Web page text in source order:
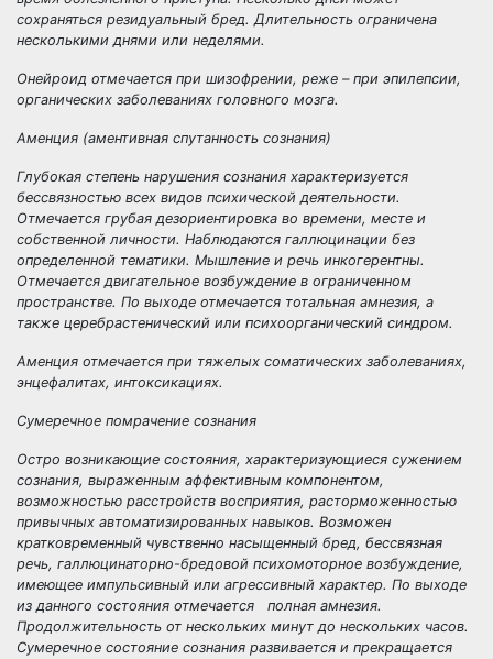
сохраняться резидуальный бред. Длительность ограничена
несколькими днями или неделями.
Онейроид отмечается при шизофрении, реже – при эпилепсии,
органических заболеваниях головного мозга.
Аменция (аментивная спутанность сознания)
Глубокая степень нарушения сознания характеризуется
бессвязностью всех видов психической деятельности.
Отмечается грубая дезориентировка во времени, месте и
собственной личности. Наблюдаются галлюцинации без
определенной тематики. Мышление и речь инкогерентны.
Отмечается двигательное возбуждение в ограниченном
пространстве. По выходе отмечается тотальная амнезия, а
также церебрастенический или психоорганический синдром.
Аменция отмечается при тяжелых соматических заболеваниях,
энцефалитах, интоксикациях.
Сумеречное помрачение сознания
Остро возникающие состояния, характеризующиеся сужением
сознания, выраженным аффективным компонентом,
возможностью расстройств восприятия, расторможенностью
привычных автоматизированных навыков. Возможен
кратковременный чувственно насыщенный бред, бессвязная
речь, галлюцинаторно-бредовой психомоторное возбуждение,
имеющее импульсивный или агрессивный характер. По выходе
из данного состояния отмечается полная амнезия.
Продолжительность от нескольких минут до нескольких часов.
Сумеречное состояние сознания развивается и прекращается